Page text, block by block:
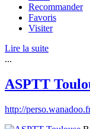
Recommander
Favoris
Visiter
Lire la suite
...
ASPTT
http://